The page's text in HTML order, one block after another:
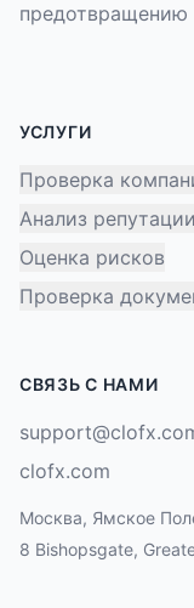
предотвращению
УСЛУГИ
Проверка
Анализ репутации
Оценка рисков
Проверка
СВЯЗЬ С НАМИ
clofx.com
Москва, Ямское
8 Bishopsgate,